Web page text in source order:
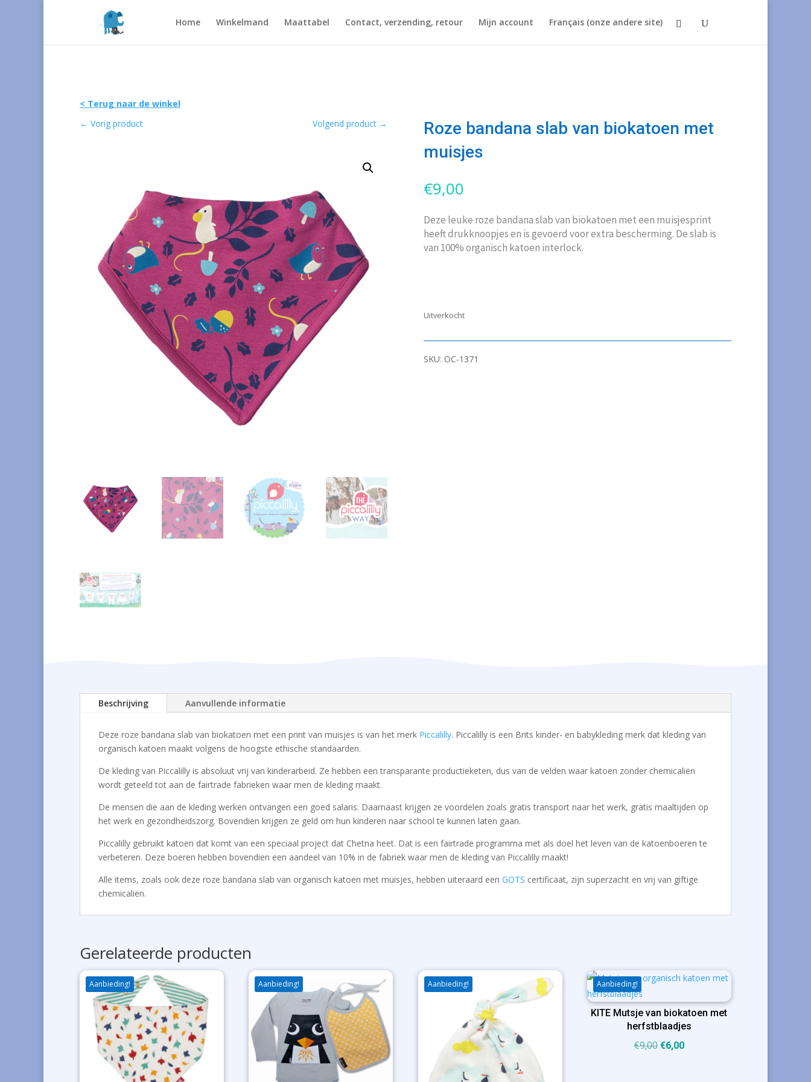
Home Winkelmand Maattabel Contact, verzending, retour Mijn account Français (onze andere site)
< Terug naar de winkel
← Vorig product Volgend product →
Roze bandana slab van biokatoen met
muisjes
€9,00
Deze leuke roze bandana slab van biokatoen met een muisjesprint
heeft drukknoopjes en is gevoerd voor extra bescherming. De slab is
van 100% organisch katoen interlock.
Uitverkocht
SKU: OC-1371
Beschrijving Aanvullende informatie
Deze roze bandana slab van biokatoen met een print van muisjes is van het merk Piccalilly. Piccalilly is een Brits kinder- en babykleding merk dat kleding van
organisch katoen maakt volgens de hoogste ethische standaarden.
De kleding van Piccalilly is absoluut vrij van kinderarbeid. Ze hebben een transparante productieketen, dus van de velden waar katoen zonder chemicaliën
wordt geteeld tot aan de fairtrade fabrieken waar men de kleding maakt.
De mensen die aan de kleding werken ontvangen een goed salaris. Daarnaast krijgen ze voordelen zoals gratis transport naar het werk, gratis maaltijden op
het werk en gezondheidszorg. Bovendien krijgen ze geld om hun kinderen naar school te kunnen laten gaan.
Piccalilly gebruikt katoen dat komt van een speciaal project dat Chetna heet. Dat is een fairtrade programma met als doel het leven van de katoenboeren te
verbeteren. Deze boeren hebben bovendien een aandeel van 10% in de fabriek waar men de kleding van Piccalilly maakt!
Alle items, zoals ook deze roze bandana slab van organisch katoen met muisjes, hebben uiteraard een GOTS certificaat, zijn superzacht en vrij van giftige
chemicaliën.
Gerelateerde producten
Aanbieding! Aanbieding! Aanbieding! Aanbieding!
KITE Mutsje van biokatoen met
herfstblaadjes
€9,00 Oorspronkelijke
€6,00Huidige